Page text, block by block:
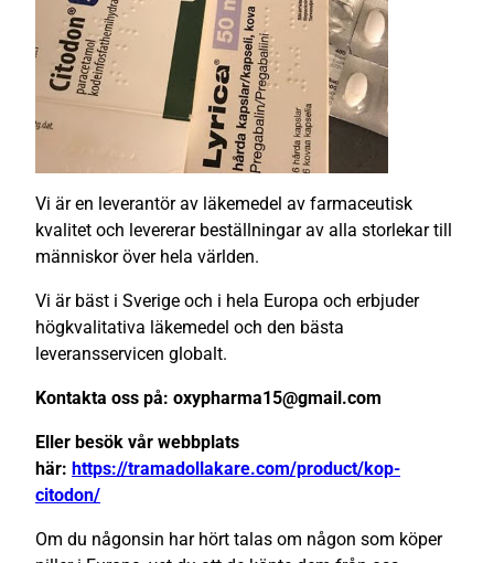
Vi är en leverantör av läkemedel av farmaceutisk
kvalitet och levererar beställningar av alla storlekar till
människor över hela världen.
Vi är bäst i Sverige och i hela Europa och erbjuder
högkvalitativa läkemedel och den bästa
leveransservicen globalt.
Kontakta oss på: oxypharma15@gmail.com
Eller besök vår webbplats
här: https://tramadollakare.com/product/kop-
citodon/
Om du någonsin har hört talas om någon som köper